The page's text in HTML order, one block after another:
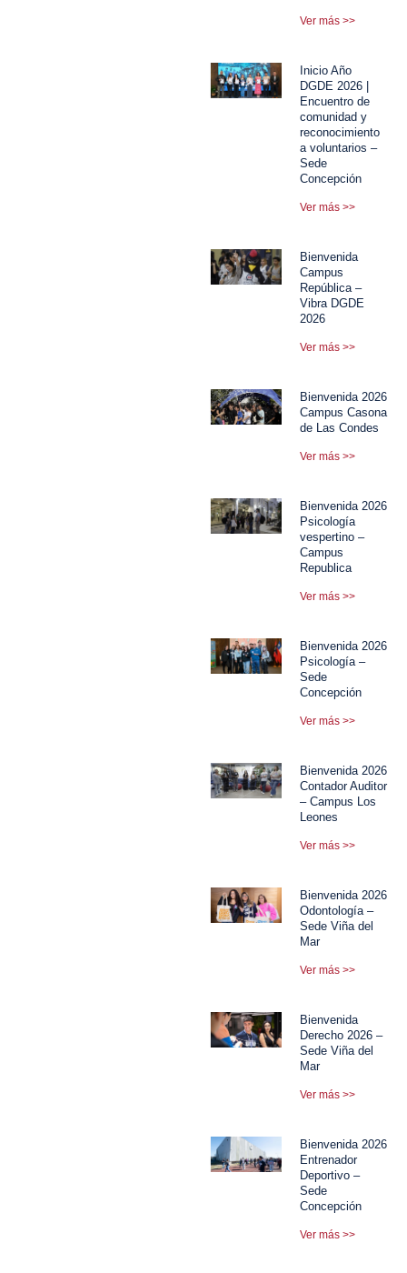
Ver más >>
Inicio Año
DGDE 2026 |
Encuentro de
comunidad y
reconocimiento
a voluntarios –
Sede
Concepción
Ver más >>
Bienvenida
Campus
República –
Vibra DGDE
2026
Ver más >>
Bienvenida 2026
Campus Casona
de Las Condes
Ver más >>
Bienvenida 2026
Psicología
vespertino –
Campus
Republica
Ver más >>
Bienvenida 2026
Psicología –
Sede
Concepción
Ver más >>
Bienvenida 2026
Contador Auditor
– Campus Los
Leones
Ver más >>
Bienvenida 2026
Odontología –
Sede Viña del
Mar
Ver más >>
Bienvenida
Derecho 2026 –
Sede Viña del
Mar
Ver más >>
Bienvenida 2026
Entrenador
Deportivo –
Sede
Concepción
Ver más >>